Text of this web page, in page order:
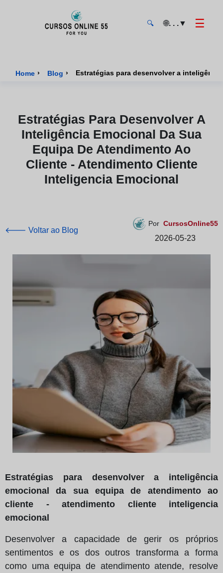
🔍 🌐. . .▼ ☰
Home › Blog › Estratégias para desenvolver a
Estratégias Para Desenvolver A
Inteligência Emocional Da Sua
Equipa De Atendimento Ao
Cliente - Atendimento Cliente
Inteligencia Emocional
🡐 Voltar ao Blog
Por CursosOnline55
2026-05-23
Estratégias para desenvolver a inteligência
emocional da sua equipa de atendimento ao
cliente - atendimento cliente inteligencia
emocional
Desenvolver a capacidade de gerir os próprios
sentimentos e os dos outros transforma a forma
como uma equipa de atendimento atende, resolve